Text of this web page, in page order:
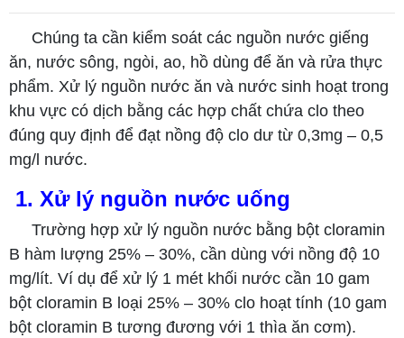
Chúng ta cần kiểm soát các nguồn nước giếng
ăn, nước sông, ngòi, ao, hồ dùng để ăn và rửa thực
phẩm. Xử lý nguồn nước ăn và nước sinh hoạt trong
khu vực có dịch bằng các hợp chất chứa clo theo
đúng quy định để đạt nồng độ clo dư từ 0,3mg – 0,5
mg/l nước.
1. Xử lý nguồn nước uống
Trường hợp xử lý nguồn nước bằng bột cloramin
B hàm lượng 25% – 30%, cần dùng với nồng độ 10
mg/lít. Ví dụ để xử lý 1 mét khối nước cần 10 gam
bột cloramin B loại 25% – 30% clo hoạt tính (10 gam
bột cloramin B tương đương với 1 thìa ăn cơm).